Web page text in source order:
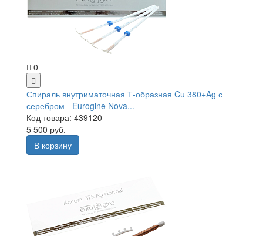
0
Спираль внутриматочная Т-образная Cu 380+Ag с
серебром - Eurogine Nova...
Код товара: 439120
5 500 руб.
В корзину